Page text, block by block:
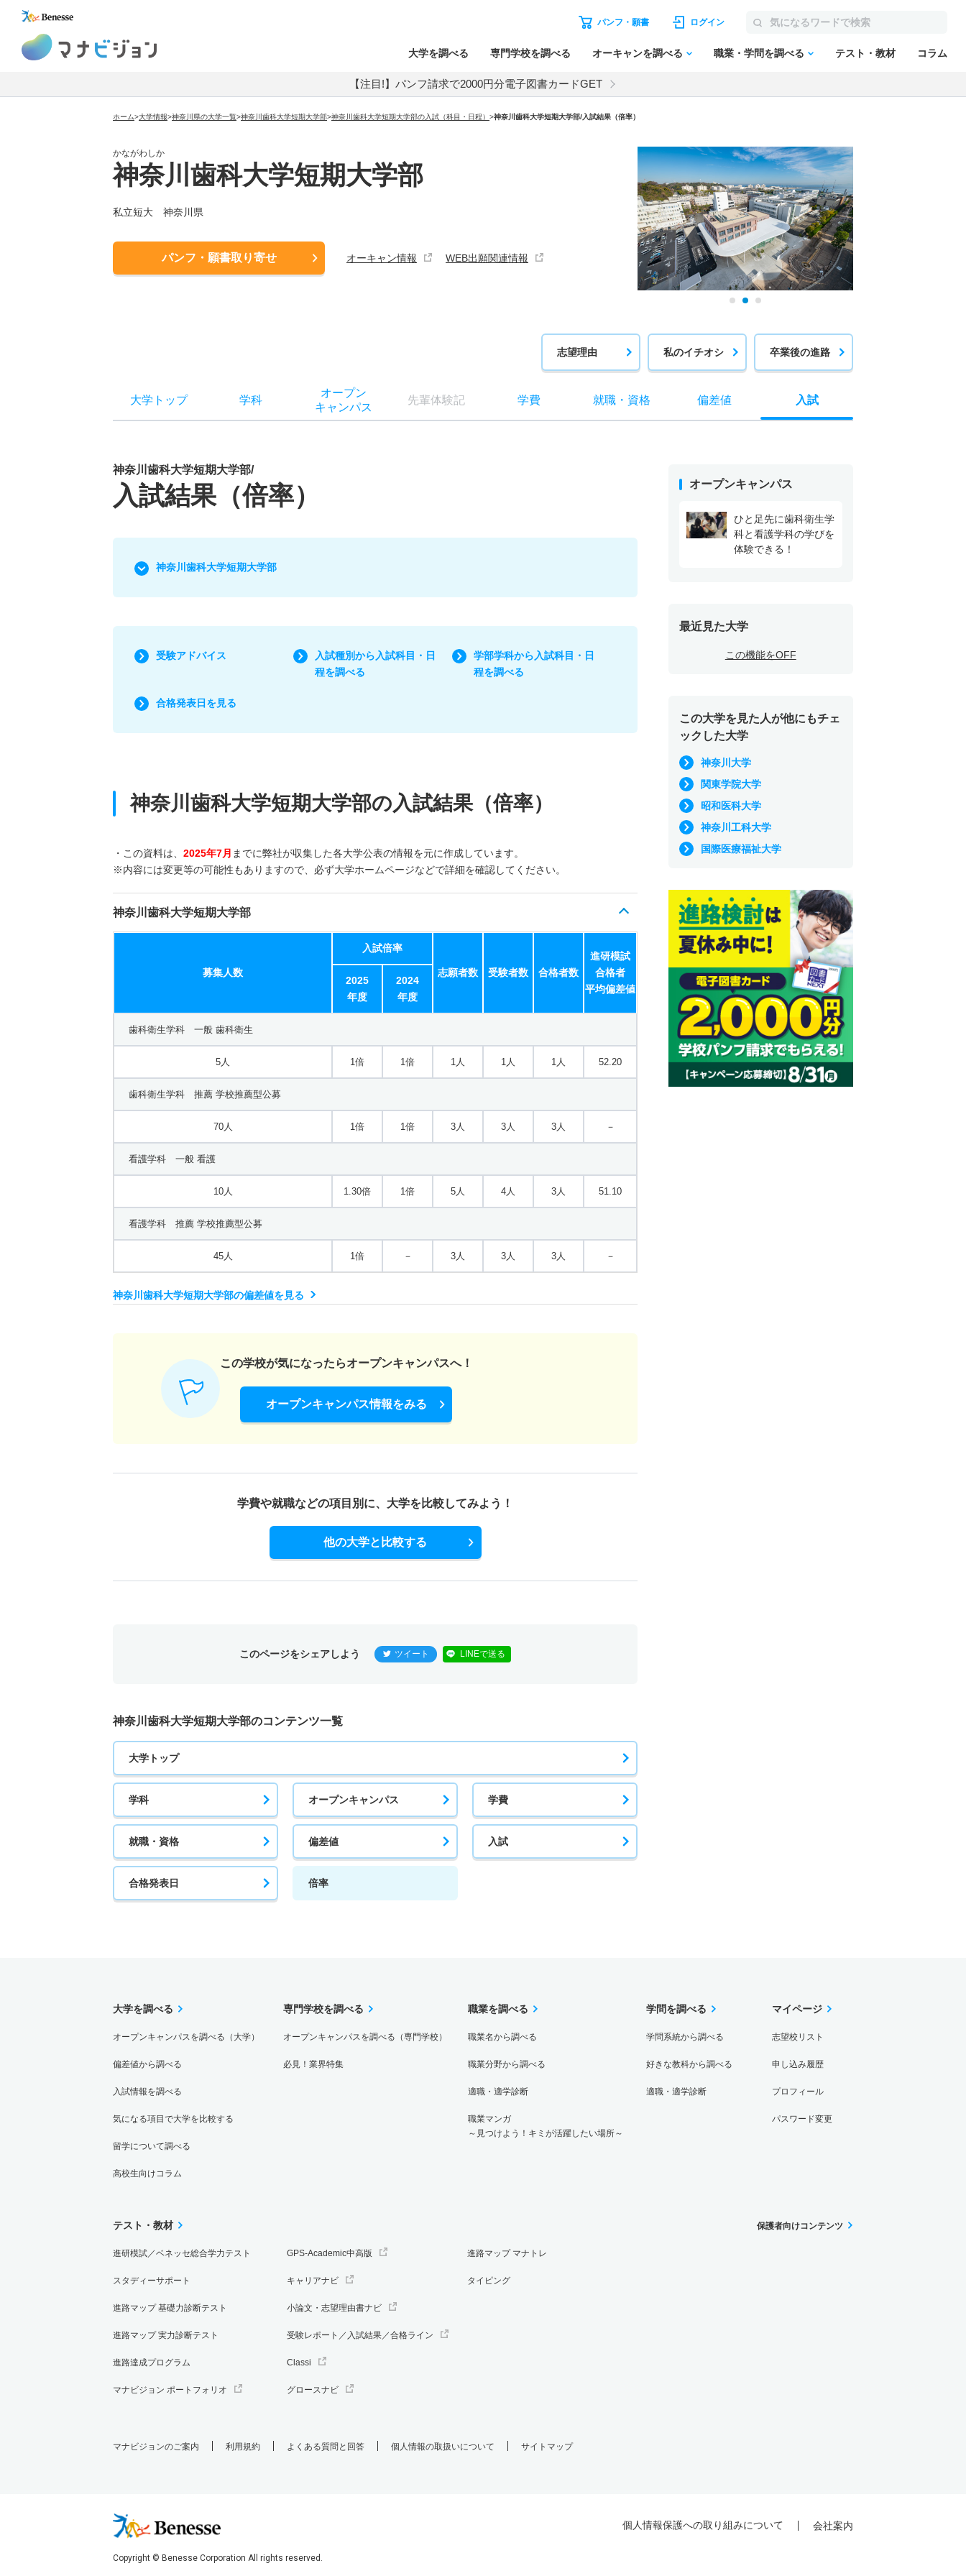
パンフ・願書 ログイン
大学を調べる 専門学校を調べる オーキャンを調べる 職業・学問を調べる テスト・教材 コラム
【注目!】パンフ請求で2000円分電子図書カードGET
ホーム>大学情報>神奈川県の大学一覧>神奈川歯科大学短期大学部>神奈川歯科大学短期大学部の入試（科目・日程） >神奈川歯科大学短期大学部/入試結果（倍率）
かながわしか
神奈川歯科大学短期大学部
私立短大 神奈川県
パンフ・願書取り寄せ オーキャン情報 WEB出願関連情報
志望理由 私のイチオシ 卒業後の進路
大学トップ 学科
オープン
キャンパス
先輩体験記 学費 就職・ 資格 偏差値 入試
神奈川歯科大学短期大学部/
入試結果（倍率）
神奈川歯科大学短期大学部
受験アドバイス
入試種別から入試科目・日
程を調べる
学部学科から入試科目・日
程を調べる
合格発表日を見る
神奈川歯科大学短期大学部の入試結果（倍率）
・この資料は、 2025年7月 までに弊社が収集した各大学公表の情報を元に作成しています。
※内容には変更等の可能性もありますので、必ず大学ホームページなどで詳細を確認してください。
神奈川歯科大学短期大学部
募集人数
入試倍率
志願者数 受験者数 合格者数
進研模試
合格者
平均偏差値
2025
年度
2024
年度
歯科衛生学科 一般 歯科衛生
5人 1倍 1倍 1人 1人 1人 52.20
歯科衛生学科 推薦 学校推薦型公募
70人 1倍 1倍 3人 3人 3人 －
看護学科 一般 看護
10人 1.30倍 1倍 5人 4人 3人 51.10
看護学科 推薦 学校推薦型公募
45人 1倍 － 3人 3人 3人 －
神奈川歯科大学短期大学部の偏差値を見る
この学校が気になったらオープンキャンパスへ！
オープンキャンパス情報をみる
学費や就職などの項目別に、 大学を比較してみよう！
他の大学と比較する
このページをシェアしよう ツイート LINEで送る
神奈川歯科大学短期大学部のコンテンツ一覧
大学トップ
学科 オープンキャンパス 学費
就職・資格 偏差値 入試
合格発表日 倍率
オープンキャンパス
ひと足先に歯科衛生学
科と看護学科の学びを
体験できる！
最近見た大学
この機能をOFF
この大学を見た人が他にもチェ
ックした大学
神奈川大学
関東学院大学
昭和医科大学
神奈川工科大学
国際医療福祉大学
大学を調べる
オープンキャンパスを調べる（大学）
偏差値から調べる
入試情報を調べる
気になる項目で大学を比較する
留学について調べる
高校生向けコラム
専門学校を調べる
オープンキャンパスを調べる（専門学校）
必見！業界特集
職業を調べる
職業名から調べる
職業分野から調べる
適職・適学診断
職業マンガ
～見つけよう！キミが活躍したい場所～
学問を調べる
学問系統から調べる
好きな教科から調べる
適職・適学診断
マイページ
志望校リスト
申し込み履歴
プロフィール
パスワード変更
テスト・教材
進研模試／ベネッセ総合学力テスト
スタディーサポート
進路マップ 基礎力診断テスト
進路マップ 実力診断テスト
進路達成プログラム
マナビジョン ポートフォリオ
GPS-Academic中高版
キャリアナビ
小論文・志望理由書ナビ
受験レポート／入試結果／合格ライン
Classi
グロースナビ
進路マップ マナトレ
タイピング
保護者向けコンテンツ
マナビジョンのご案内 利用規約 よくある質問と回答 個人情報の取扱いについて サイトマップ
個人情報保護への取り組みについて 会社案内
Copyright © Benesse Corporation All rights reserved.